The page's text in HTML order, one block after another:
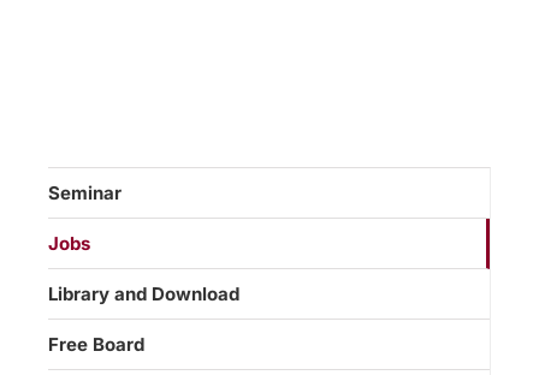
Seminar
Jobs
Library and Download
Free Board